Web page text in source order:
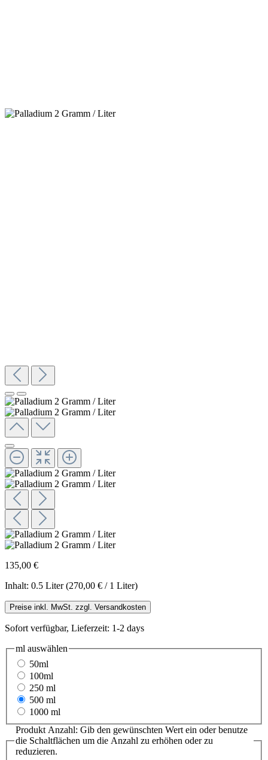
135,00 €
Inhalt: 0.5 Liter(270,00 € / 1 Liter)
Preise inkl. MwSt. zzgl. Versandkosten
Sofort verfügbar, Lieferzeit: 1-2 days
ml auswählen
50ml
100ml
250 ml
500 ml
1000 ml
Produkt Anzahl: Gib den gewünschten Wert ein oder benutze
die Schaltflächen um die Anzahl zu erhöhen oder zu
reduzieren.